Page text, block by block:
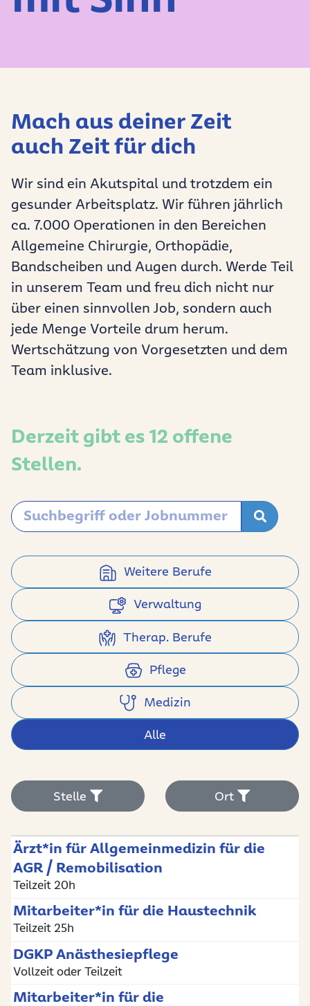
Mach aus deiner Zeit
auch Zeit für dich
Wir sind ein Akutspital und trotzdem ein
gesunder Arbeitsplatz. Wir führen jährlich
ca. 7.000 Operationen in den Bereichen
Allgemeine Chirurgie, Orthopädie,
Bandscheiben und Augen durch. Werde Teil
in unserem Team und freu dich nicht nur
über einen sinnvollen Job, sondern auch
jede Menge Vorteile drum herum.
Wertschätzung von Vorgesetzten und dem
Team inklusive.
Derzeit gibt es 12 offene
Stellen.
Suchbegriff oder Jobnummer
Stellen
finden
Alle
Medizin
Pflege
Therap. Berufe
Verwaltung
Weitere Berufe
Stelle Ort
Stelle
Filtern
Ort
Filtern
Ärzt*in für Allgemeinmedizin für die
AGR / Remobilisation
Teilzeit 20h
Mitarbeiter*in für die Haustechnik
Teilzeit 25h
DGKP Anästhesiepflege
Vollzeit oder Teilzeit
Mitarbeiter*in für die